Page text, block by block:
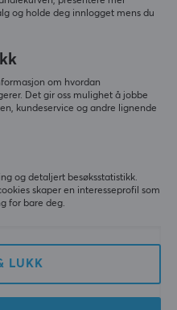
last yr.
Sølv
og holde deg innlogget mens du
om hvordan
Det gir oss mulighet å jobbe
kundeservice og andre lignende
og detaljert besøksstatistikk.
skaper en interesseprofil som
for bare deg.
LUKK